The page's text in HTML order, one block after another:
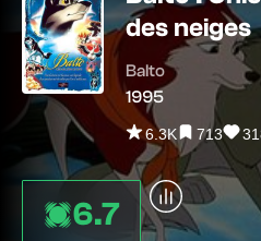
des neiges
Balto
1995
6.3K 713
6.7